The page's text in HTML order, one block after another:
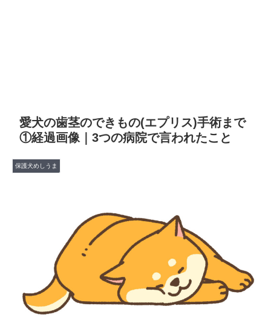
愛犬の歯茎のできもの(エプリス)手術まで
①経過画像｜3つの病院で言われたこと
保護犬めしうま